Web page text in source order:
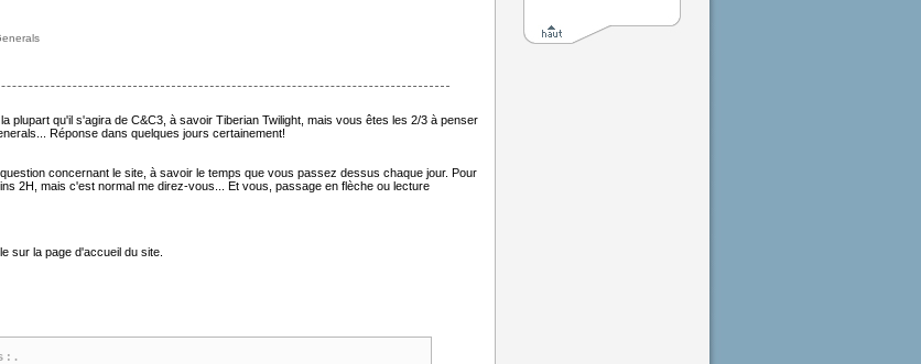
plupart qu'il s'agira de C&C3, à savoir Tiberian Twilight, mais vous êtes les 2/3 à penser
Réponse dans quelques jours certainement!
concernant le site, à savoir le temps que vous passez dessus chaque jour. Pour
2H, mais c'est normal me direz-vous... Et vous, passage en flèche ou lecture
sur la page d'accueil du site.
: .